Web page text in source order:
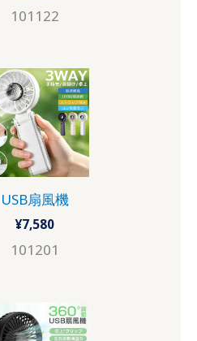
101122
USB扇風機
¥7,580
101201